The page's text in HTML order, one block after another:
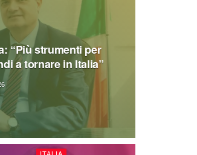
“Più strumenti per
a tornare in Italia”
ITALIA